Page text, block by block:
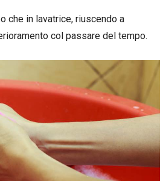
che in lavatrice, riuscendo a
col passare del tempo.